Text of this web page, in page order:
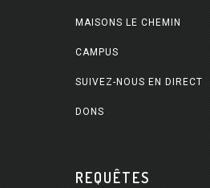
MAISONS LE CHEMIN
CAMPUS
SUIVEZ-NOUS EN DIRECT
DONS
REQUÊTES